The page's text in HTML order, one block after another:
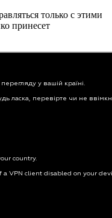
только с этими
принесет